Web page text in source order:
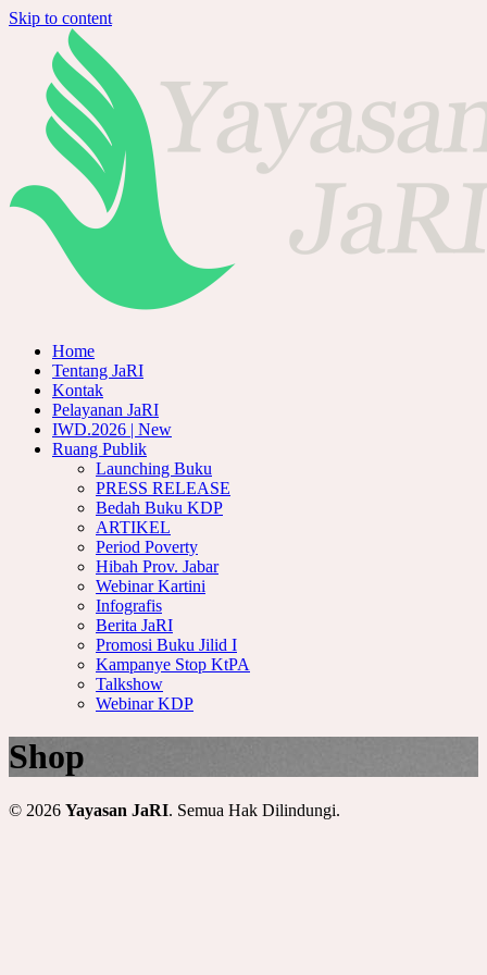
Skip to content
Home
Tentang JaRI
Kontak
Pelayanan JaRI
IWD.2026 | New
Ruang Publik
Launching Buku
PRESS RELEASE
Bedah Buku KDP
ARTIKEL
Period Poverty
Hibah Prov. Jabar
Webinar Kartini
Infografis
Berita JaRI
Promosi Buku Jilid I
Kampanye Stop KtPA
Talkshow
Webinar KDP
Shop
© 2026 Yayasan JaRI. Semua Hak Dilindungi.